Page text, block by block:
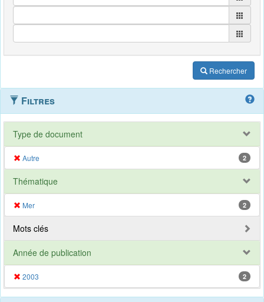
Rechercher
Filtres
Type de document
Autre 2
Thématique
Mer 2
Mots clés
Année de publication
2003 2